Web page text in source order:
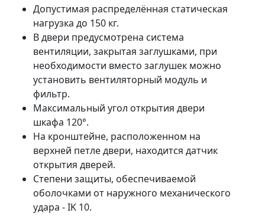
Допустимая распределённая статическая
нагрузка до 150 кг.
В двери предусмотрена система
вентиляции, закрытая заглушками, при
необходимости вместо заглушек можно
установить вентиляторный модуль и
фильтр.
Максимальный угол открытия двери
шкафа 120°.
На кронштейне, расположенном на
верхней петле двери, находится датчик
открытия дверей.
Cтепени защиты, обеспечиваемой
оболочками от наружного механического
удара - IK 10.